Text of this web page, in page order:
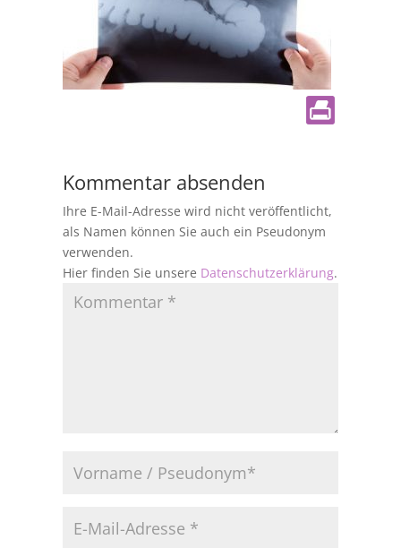
Kommentar absenden
Ihre E-Mail-Adresse wird nicht veröffentlicht,
als Namen können Sie auch ein Pseudonym
verwenden.
Hier finden Sie unsere Datenschutzerklärung.